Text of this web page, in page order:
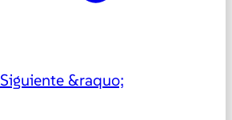
Siguiente &raquo;